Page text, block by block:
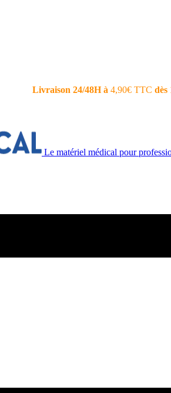
Livraison 24/48H à 4,90€ TTC dès
Le matériel médical pour